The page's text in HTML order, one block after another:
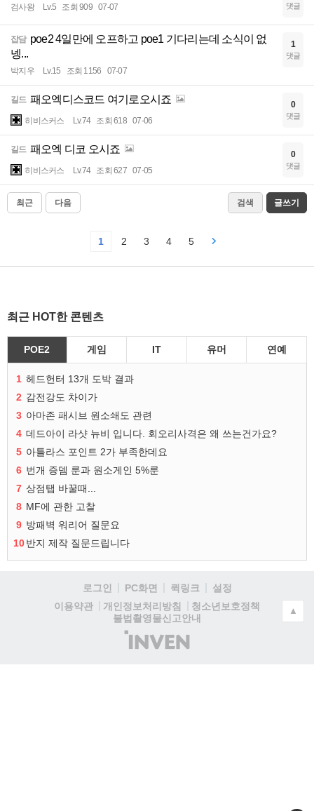
검사왕 Lv.5 조회 909 07-07 댓글
잡담 poe2 4일만에 오프하고 poe1 기다리는데 소식이 없
넹...
박지우 Lv.15 조회 1156 07-07
1
댓글
길드 패오엑디스코드 여기로오시죠
히비스커스 Lv.74 조회 618 07-06
0
댓글
길드 패오엑 디코 오시죠
히비스커스 Lv.74 조회 627 07-05
0
댓글
최근 다음 검색 글쓰기
1 2 3 4 5
최근 HOT한 콘텐츠
POE2 게임 IT 유머 연예
1 헤드헌터 13개 도박 결과
2 감전강도 차이가
3 아마존 패시브 원소쇄도 관련
4 데드아이 라샷 뉴비 입니다. 회오리사격은 왜 쓰는건가요?
5 아틀라스 포인트 2가 부족한데요
6 번개 증뎀 룬과 원소게인 5%룬
7 상점탭 바꿀때...
8 MF에 관한 고찰
9 방패벽 워리어 질문요
10반지 제작 질문드립니다
로그인 PC화면 퀵링크
설정
이용약관
개인정보처리방침
청소년보호정책
불법촬영물신고안내
(주)
인
▲